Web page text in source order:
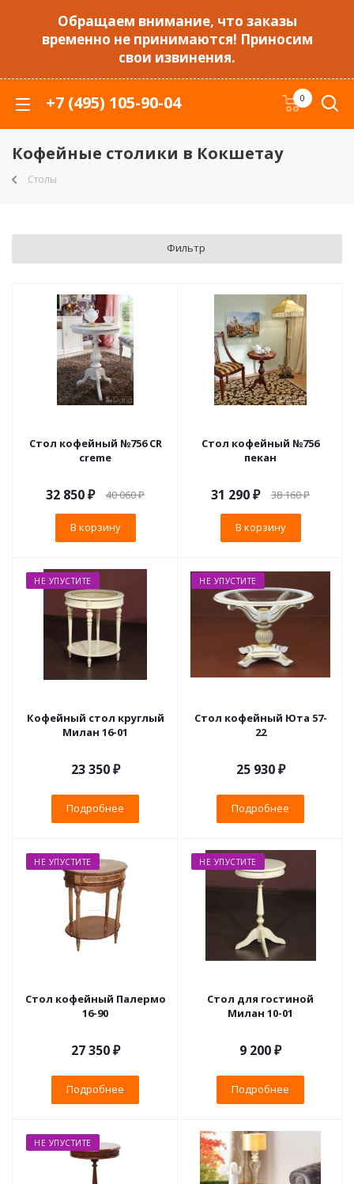
Обращаем внимание, что заказы
временно не принимаются! Приносим
свои извинения.
+7 (495) 105-90-04 0
Кофейные столики в Кокшетау
Столы
Фильтр
Стол кофейный №756 CR
creme
32 850₽ 40 060₽
В корзину
Стол кофейный №756
пекан
31 290₽ 38 160₽
В корзину
НЕ УПУСТИТЕ
Кофейный стол круглый
Милан 16-01
23 350 ₽
Подробнее
НЕ УПУСТИТЕ
Стол кофейный Юта 57-
22
25 930 ₽
Подробнее
НЕ УПУСТИТЕ
Стол кофейный Палермо
16-90
27 350 ₽
Подробнее
НЕ УПУСТИТЕ
Стол для гостиной
Милан 10-01
9 200 ₽
Подробнее
НЕ УПУСТИТЕ